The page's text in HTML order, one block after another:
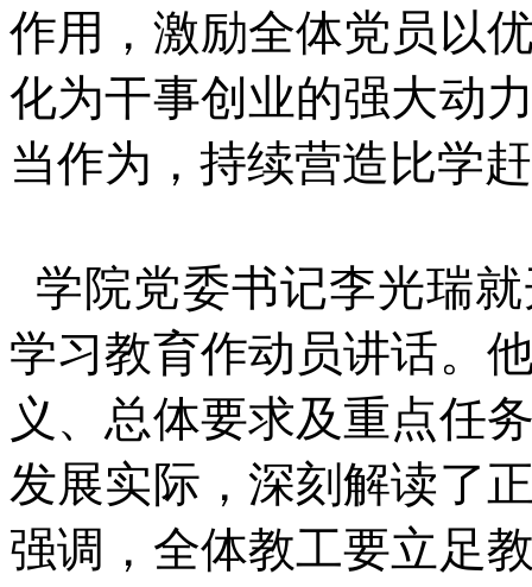
作用，激励全体党员以
化为干事创业的强大动
当作为，持续营造比学
学院党委书记李光瑞
学习教育作动员讲话。
义、总体要求及重点任
发展实际，深刻解读了
强调，全体教工要立足